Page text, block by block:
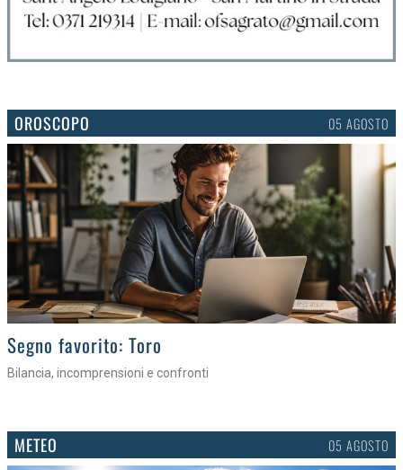
OROSCOPO 05 AGOSTO
>
Segno favorito: Toro
Bilancia, incomprensioni e confronti
METEO 05 AGOSTO